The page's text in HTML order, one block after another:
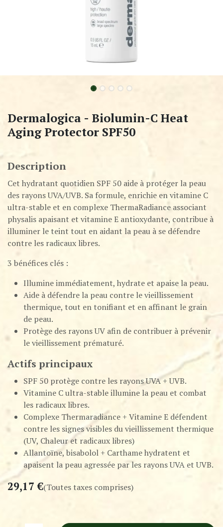
Dermalogica - Biolumin-C Heat
Aging Protector SPF50
Description
Cet hydratant quotidien SPF 50 aide à protéger la peau
des rayons UVA/UVB. Sa formule, enrichie en vitamine C
ultra-stable et en complexe ThermaRadiance associant
physalis apaisant et vitamine E antioxydante, contribue à
illuminer le teint tout en aidant la peau à se défendre
contre les radicaux libres.
3 bénéfices clés :
Illumine immédiatement, hydrate et apaise la peau.
Aide à défendre la peau contre le vieillissement
thermique, tout en tonifiant et en affinant le grain
de peau.
Protège des rayons UV afin de contribuer à prévenir
le vieillissement prématuré.
Actifs principaux
SPF 50 protège contre les rayons UVA + UVB.​
Vitamine C ultra-stable illumine la peau et combat
les radicaux libres.​
Complexe Thermaradiance + Vitamine E défendent
contre les signes visibles du vieillissement thermique
(UV, Chaleur et radicaux libres)​
Allantoïne, bisabolol + Carthame hydratent et
apaisent la peau agressée par les rayons UVA et UVB.
29,17 €(Toutes taxes comprises)